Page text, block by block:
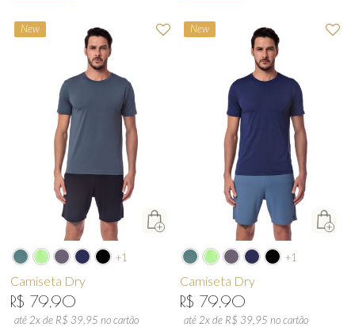
New
+1
Camiseta Dry
R$ 79,90
até 2x de R$ 39,95 no cartão
New
+1
Camiseta Dry
R$ 79,90
até 2x de R$ 39,95 no cartão